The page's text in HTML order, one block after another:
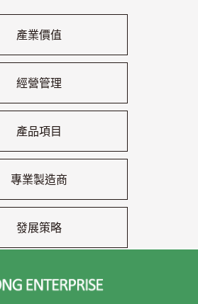
產業價值
經營管理
產品項目
專業製造商
發展策略